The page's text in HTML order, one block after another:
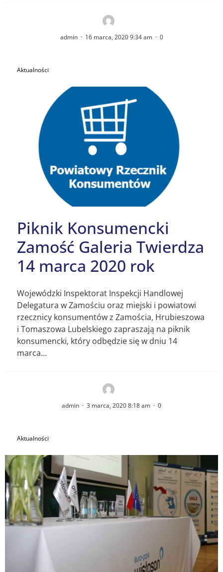
admin · 16 marca, 2020 9:34 am · 0
Aktualności
Piknik Konsumencki
Zamość Galeria Twierdza
14 marca 2020 rok
Wojewódzki Inspektorat Inspekcji Handlowej
Delegatura w Zamościu oraz miejski i powiatowi
rzecznicy konsumentów z Zamościa, Hrubieszowa
i Tomaszowa Lubelskiego zapraszają na piknik
konsumencki, który odbędzie się w dniu 14
marca…
admin · 3 marca, 2020 8:18 am · 0
Aktualności